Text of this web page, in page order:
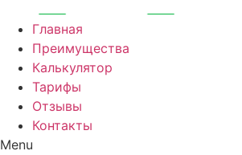
Перейти
содержимому
Главная
Преимущества
Калькулятор
Тарифы
Отзывы
Контакты
Menu